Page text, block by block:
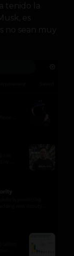
tenido la
es
no sean muy